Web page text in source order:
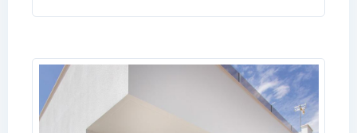
Lost your password?